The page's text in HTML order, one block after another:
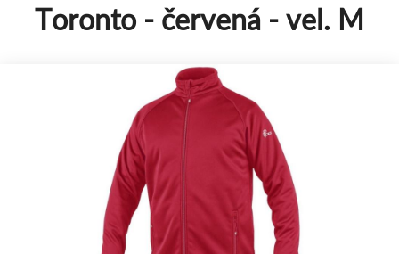
Toronto - červená - vel. M